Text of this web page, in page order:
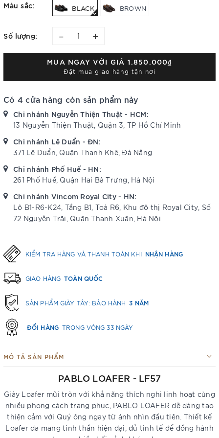
Màu sắc: BLACK BROWN
Số lượng: – +
MUA NGAY VỚI GIÁ 1.850.000₫
Đặt mua giao hàng tận nơi
Có 4 cửa hàng còn sản phẩm này
Chi nhánh Nguyễn Thiện Thuật - HCM:
13 Nguyễn Thiện Thuật, Quận 3, TP Hồ Chí Minh
Chi nhánh Lê Duẩn - ĐN:
371 Lê Duẩn, Quận Thanh Khê, Đà Nẵng
Chi nhánh Phố Huế - HN:
261 Phố Huế, Quận Hai Bà Trưng, Hà Nội
Chi nhánh Vincom Royal City - HN:
Lô B1-R6-K24, Tầng B1, Toà R6, Khu đô thị Royal City, Số
72 Nguyễn Trãi, Quận Thanh Xuân, Hà Nội
KIỂM TRA HÀNG VÀ THANH TOÁN KHI NHẬN HÀNG
GIAO HÀNG TOÀN QUỐC
SẢN PHẨM GIÀY TÂY: BẢO HÀNH 3 NĂM
ĐỔI HÀNG TRONG VÒNG 33 NGÀY
MÔ TẢ SẢN PHẨM
PABLO LOAFER - LF57
Giày Loafer mũi tròn với khả năng thích nghi linh hoạt cùng
nhiều phong cách trang phục, PABLO LOAFER dễ dàng tạo
thiện cảm với Quý ông ngay từ ánh nhìn đầu tiên. Thiết kế
Loafer da mang tinh thần hiện đại, đủ tinh tế để đồng hành